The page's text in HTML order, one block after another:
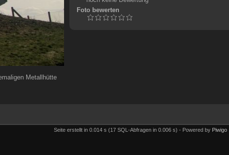
Metallhütte
Foto bewerten
Seite erstellt in 0.014 s (17 SQL-Abfragen in 0.006 s) - Powered by Piwigo